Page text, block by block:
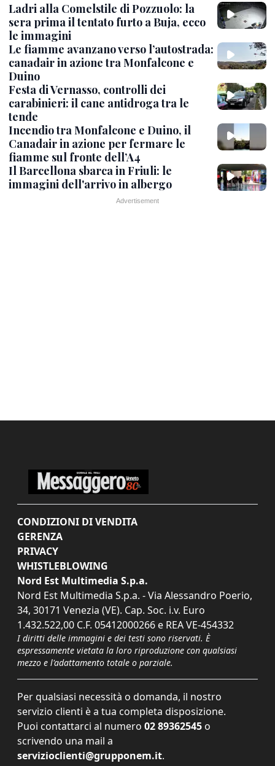
Ladri alla Comelstile di Pozzuolo: la
sera prima il tentato furto a Buja, ecco
le immagini
Le fiamme avanzano verso l’autostrada:
canadair in azione tra Monfalcone e
Duino
Festa di Vernasso, controlli dei
carabinieri: il cane antidroga tra le
tende
Incendio tra Monfalcone e Duino, il
Canadair in azione per fermare le
fiamme sul fronte dell’A4
Il Barcellona sbarca in Friuli: le
immagini dell'arrivo in albergo
CONDIZIONI DI VENDITA
GERENZA
PRIVACY
WHISTLEBLOWING
Nord Est Multimedia S.p.a.
Nord Est Multimedia S.p.a. - Via Alessandro Poerio,
34, 30171 Venezia (VE). Cap. Soc. i.v. Euro
1.432.522,00 C.F. 05412000266 e REA VE-454332
I diritti delle immagini e dei testi sono riservati. È
espressamente vietata la loro riproduzione con qualsiasi
mezzo e l'adattamento totale o parziale.
Per qualsiasi necessità o domanda, il nostro
servizio clienti è a tua completa disposizione.
Puoi contattarci al numero 02 89362545 o
scrivendo una mail a
servizioclienti@grupponem.it.